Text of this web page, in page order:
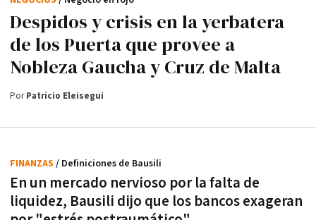
Despidos y crisis en la yerbatera
de los Puerta que provee a
Nobleza Gaucha y Cruz de Malta
PorPatricio Eleisegui
En un mercado nervioso por la falta de
liquidez, Bausili dijo que los bancos exageran
FINANZAS / Definiciones de Bausili